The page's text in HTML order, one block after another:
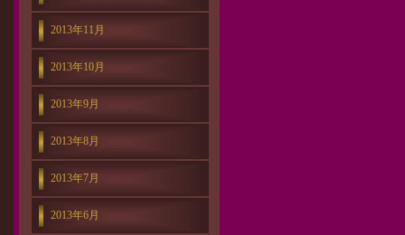
2013年11月
2013年10月
2013年9月
2013年8月
2013年7月
2013年6月